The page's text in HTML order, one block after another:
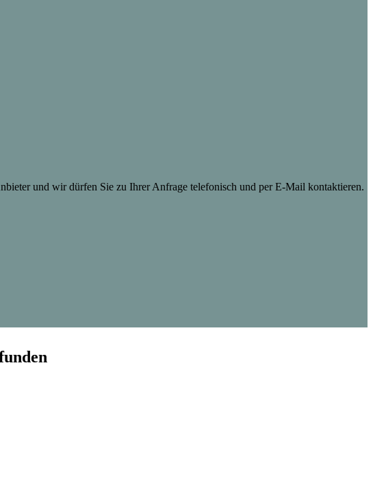
und wir dürfen Sie zu Ihrer Anfrage telefonisch und per E-Mail kontaktieren.